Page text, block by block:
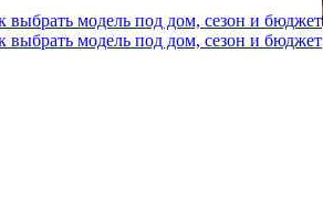
выбрать модель под дом, сезон и бюджет
выбрать модель под дом, сезон и бюджет